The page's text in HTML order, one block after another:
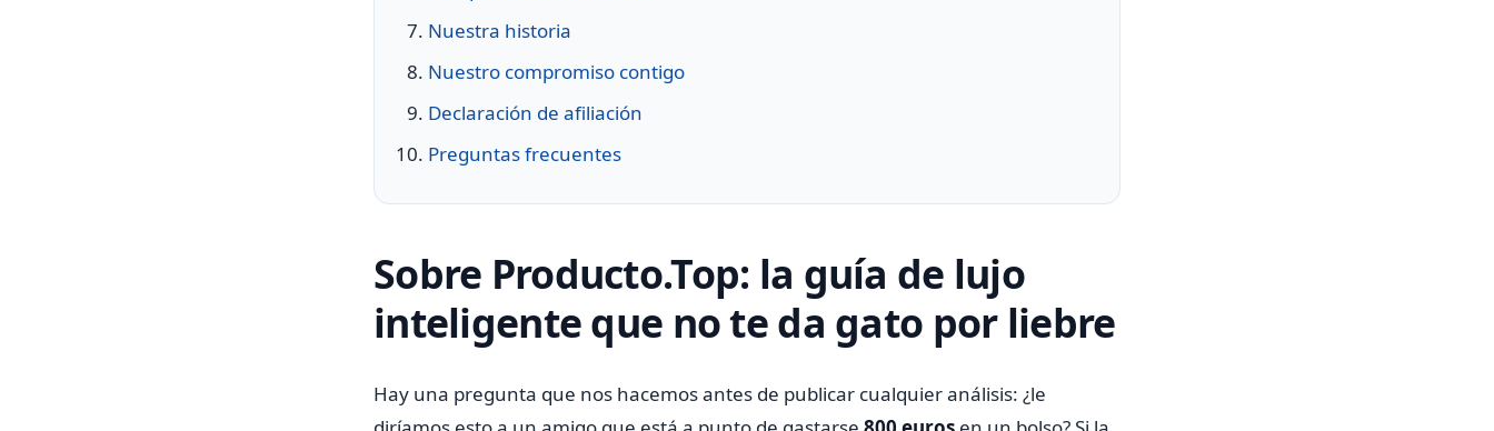
Nuestra historia
Nuestro compromiso contigo
Declaración de afiliación
Preguntas frecuentes
Sobre Producto.Top: la guía de lujo
inteligente que no te da gato por liebre
Hay una pregunta que nos hacemos antes de publicar cualquier análisis: ¿le